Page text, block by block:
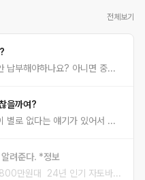
전체보기
렌탈으로 하면 반드시 정해진 기간동안 납부해야하나요? 아니면 중도에 남은금액 상환 가능한가요
을까여?
전자할까 알아보다가 요즘 전자는 콜이 별로 없다는 얘기가 있어서 타우러스 es 듀얼도 보고 있는데요 원래 하던일을 잠깐 쉴 수 있어서 전업 생각 중인데 타우러스로 전업 할만 할까요? 배터리랑 잔고장 이슈 없는지 궁금합니다 검색해보면 벨트 끊어짐 현상이 좀 있다는 얘기가 있어서 실제로 어떤지 궁금하긴 하네요
려준다. *정보
23년 인기 자토바이 슈퍼73 - 500-800만원대 24년 인기 자토바이 엑스라이더 - 300-500만원대 1차 너프 25년 인기 자토바이 이지베이션 - bs슬릭 100-200만원대 2차 너프 26년 인기 자토바이 예상 너프환장파티! 이제 100언더로 만들어 파는 수입사가 승리한다! 26년식 au테크 엑스트랙 몬스터쿱 100이하로 슬슬 기어나온다. 27년 인기 자토바이 예상 신문구독하면 무료! 자토바이 돈없는 애들은 27년까지 존버하자! 이글은 성지가 된다.